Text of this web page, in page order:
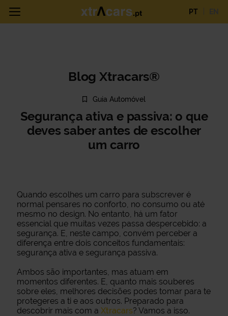
PT
Blog Xtracars®
Guia Automóvel
Segurança ativa e passiva: o que
deves saber antes de escolher
um carro
Quando escolhes um carro para subscrever é
normal pensares no conforto, no consumo ou até
mesmo no design. No entanto, há um fator
essencial que muitas vezes passa despercebido: a
segurança. E, neste campo, convém perceber a
diferença entre dois conceitos fundamentais:
segurança ativa e segurança passiva.
Ambos são importantes, mas atuam em
momentos diferentes. E, quanto mais souberes
sobre eles, melhores decisões podes tomar para te
protegeres a ti e aos outros. Preparado para
descobrir mais com a Xtracars? Vamos a isso.